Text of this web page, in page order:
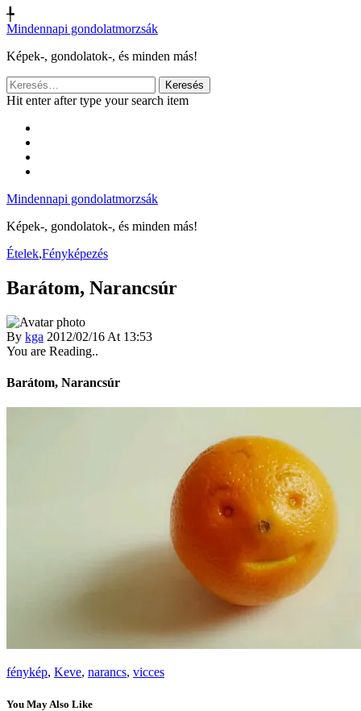
╄
Mindennapi gondolatmorzsák
Képek-, gondolatok-, és minden más!
Keresés:
Hit enter after type your search item
Mindennapi gondolatmorzsák
Képek-, gondolatok-, és minden más!
Ételek,Fényképezés
Barátom, Narancsúr
By kga 2012/02/16 At 13:53
You are Reading..
Barátom, Narancsúr
fénykép, Keve, narancs, vicces
You May Also Like